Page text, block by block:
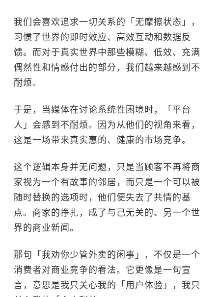
我们会喜欢追求一切关系的「无摩擦状态」，
习惯了世界的即时效应、高效互动和数据反
馈。而对于真实世界中那些模糊、低效、充满
偶然性和情感付出的部分，我们越来越感到不
耐烦。
于是，当媒体在讨论系统性困境时，「平台
人」会感到不耐烦。因为从他们的视角来看，
这是一场带来真实惠的、健康的市场竞争。
这个逻辑本身并无问题，只是当顾客不再将商
家视为一个有故事的邻居，而只是一个可以被
随时替换的选项时，他们便失去了共情的基
点。商家的挣扎，成了与己无关的、另一个世
界的商业新闻。
那句「我劝你少管外卖的闲事」，不仅是一个
消费者对商业竞争的看法。它更像是一句宣
言，意思是我只关心我的「用户体验」，我只